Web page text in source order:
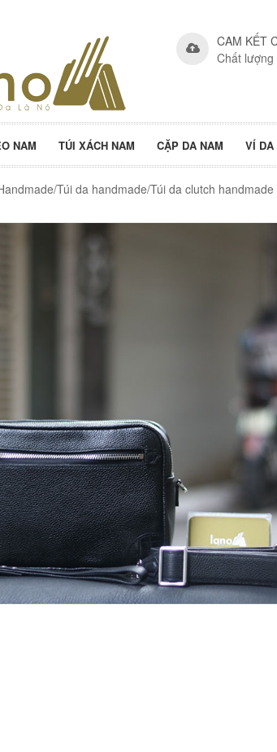
CAM KẾT
Chất
NAM TÚI XÁCH NAM CẶP DA NAM VÍ DA
/Túi da handmade/Túi da clutch